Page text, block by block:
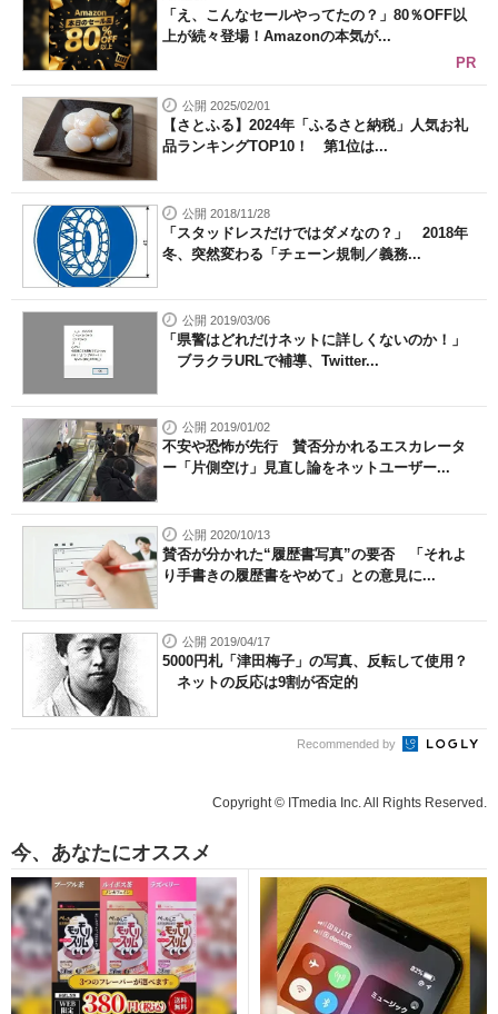
「え、こんなセールやってたの？」80％OFF以
上が続々登場！Amazonの本気が...
PR
公開 2025/02/01
【さとふる】2024年「ふるさと納税」人気お礼
品ランキングTOP10！ 第1位は...
公開 2018/11/28
「スタッドレスだけではダメなの？」 2018年
冬、突然変わる「チェーン規制／義務...
公開 2019/03/06
「県警はどれだけネットに詳しくないのか！」
ブラクラURLで補導、Twitter...
公開 2019/01/02
不安や恐怖が先行 賛否分かれるエスカレータ
ー「片側空け」見直し論をネットユーザー...
公開 2020/10/13
賛否が分かれた“履歴書写真”の要否 「それよ
り手書きの履歴書をやめて」との意見に...
公開 2019/04/17
5000円札「津田梅子」の写真、反転して使用？
ネットの反応は9割が否定的
Recommended by
Copyright © ITmedia Inc. All Rights Reserved.
今、あなたにオススメ